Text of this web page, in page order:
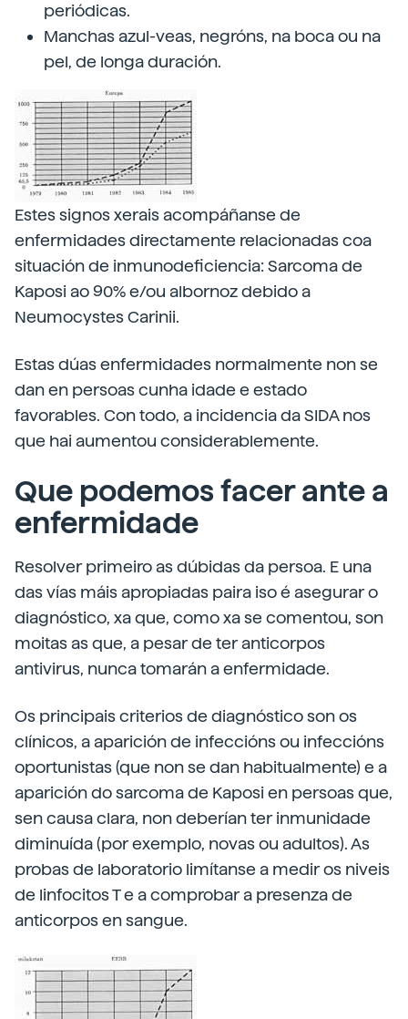
periódicas.
Manchas azul-veas, negróns, na boca ou na
pel, de longa duración.
Estes signos xerais acompáñanse de
enfermidades directamente relacionadas coa
situación de inmunodeficiencia: Sarcoma de
Kaposi ao 90% e/ou albornoz debido a
Neumocystes Carinii.
Estas dúas enfermidades normalmente non se
dan en persoas cunha idade e estado
favorables. Con todo, a incidencia da SIDA nos
que hai aumentou considerablemente.
Que podemos facer ante a
enfermidade
Resolver primeiro as dúbidas da persoa. E una
das vías máis apropiadas paira iso é asegurar o
diagnóstico, xa que, como xa se comentou, son
moitas as que, a pesar de ter anticorpos
antivirus, nunca tomarán a enfermidade.
Os principais criterios de diagnóstico son os
clínicos, a aparición de infeccións ou infeccións
oportunistas (que non se dan habitualmente) e a
aparición do sarcoma de Kaposi en persoas que,
sen causa clara, non deberían ter inmunidade
diminuída (por exemplo, novas ou adultos). As
probas de laboratorio limítanse a medir os niveis
de linfocitos T e a comprobar a presenza de
anticorpos en sangue.